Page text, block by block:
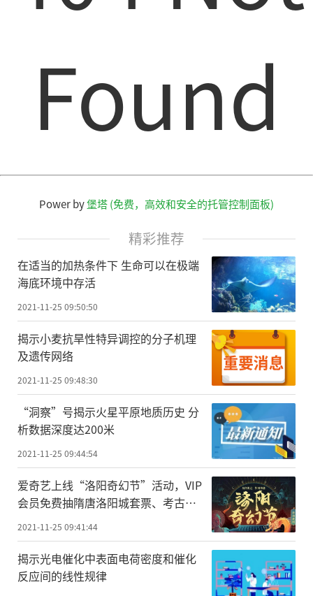
Found
Power by堡塔 (免费，高效和安全的托管控制面板)
精彩推荐
在适当的加热条件下 生命可以在极端
海底环境中存活
2021-11-25 09:50:50
揭示小麦抗旱性特异调控的分子机理
及遗传网络
2021-11-25 09:48:30
“洞察”号揭示火星平原地质历史 分
析数据深度达200米
2021-11-25 09:44:54
爱奇艺上线“洛阳奇幻节”活动，VIP
会员免费抽隋唐洛阳城套票、考古盲
盒等多重好礼
2021-11-25 09:41:44
揭示光电催化中表面电荷密度和催化
反应间的线性规律